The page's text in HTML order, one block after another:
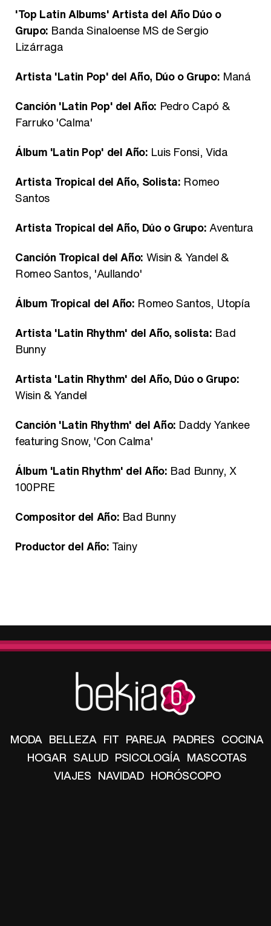
'Top Latin Albums' Artista del Año Dúo o
Grupo: Banda Sinaloense MS de Sergio
Lizárraga
Artista 'Latin Pop' del Año, Dúo o Grupo: Maná
Canción 'Latin Pop' del Año: Pedro Capó &
Farruko 'Calma'
Álbum 'Latin Pop' del Año: Luis Fonsi, Vida
Artista Tropical del Año, Solista: Romeo
Santos
Artista Tropical del Año, Dúo o Grupo:Aventura
Canción Tropical del Año: Wisin & Yandel &
Romeo Santos, 'Aullando'
Álbum Tropical del Año: Romeo Santos, Utopía
Artista 'Latin Rhythm' del Año, solista: Bad
Bunny
Artista 'Latin Rhythm' del Año, Dúo o Grupo:
Wisin & Yandel
Canción 'Latin Rhythm' del Año: Daddy Yankee
featuring Snow, 'Con Calma'
Álbum 'Latin Rhythm' del Año: Bad Bunny, X
100PRE
Compositor del Año: Bad Bunny
Productor del Año: Tainy
MODA BELLEZA FIT PAREJA PADRES COCINA
HOGAR SALUD PSICOLOGÍA MASCOTAS
VIAJES NAVIDAD HORÓSCOPO